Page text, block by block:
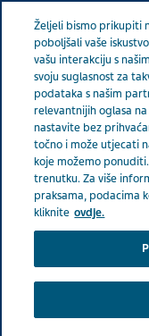
Bosna i Hercegovina
Katalog
Pogledajte popis
na tržište Bosna i
Željeli bismo prikupiti
poboljšali vaše
vašu interakciju s
svoju suglasnost za
podataka s našim
relevantnijih oglasa
nastavite bez
točno i može utjecati
koje možemo
trenutku. Za više
praksama, podacima
kliknite ovdje.